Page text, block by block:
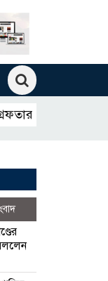
যা বললেন